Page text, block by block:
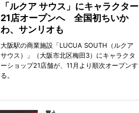
「ルクア サウス」にキャラクター
21店オープンへ 全国初ちいか
わ、サンリオも
大阪駅の商業施設「LUCUA SOUTH（ルクア
サウス）」（大阪市北区梅田3）にキャラクタ
ーショップ21店舗が、11月より順次オープンす
る。